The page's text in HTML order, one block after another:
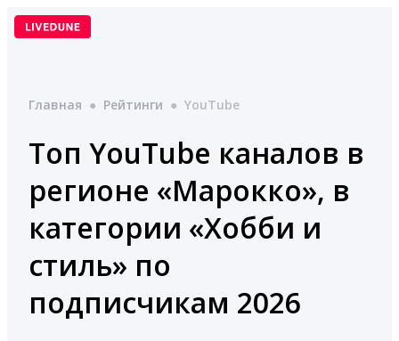
Перейти
Главная ● Рейтинги ● YouTube
Топ YouTube каналов в
регионе «Марокко», в
категории «Хобби и
стиль» по
подписчикам 2026